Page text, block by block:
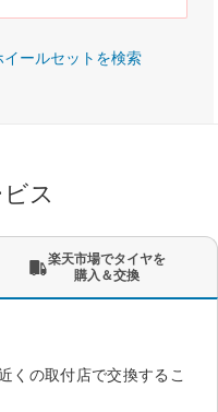
ールセットを検索
ス
楽天市場でタイヤを
購入＆交換
くの取付店で交換するこ